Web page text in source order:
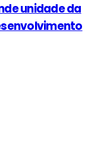
unidade da